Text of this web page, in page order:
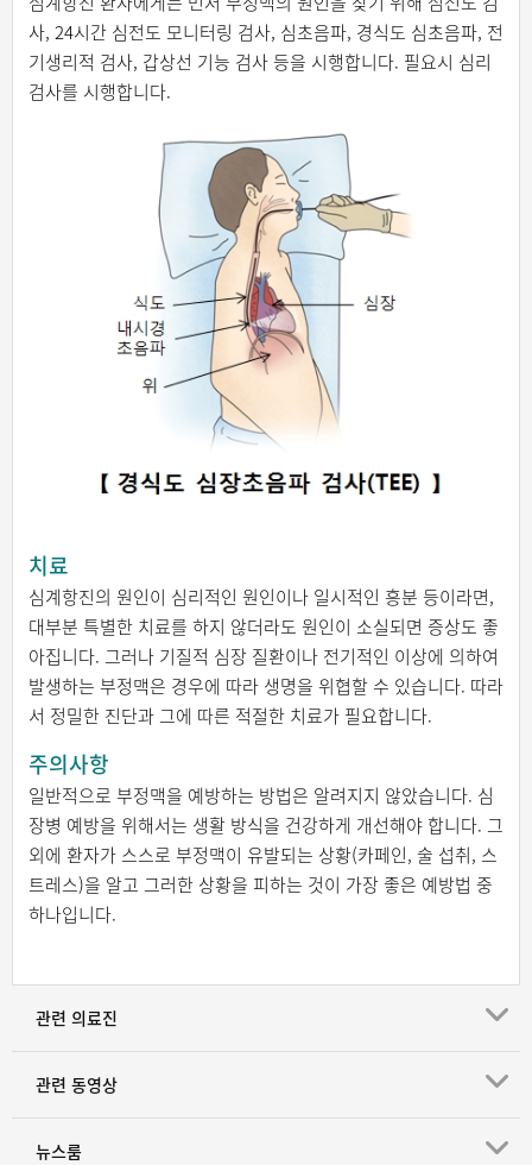
사, 24시간 심전도 모니터링 검사, 심초음파, 경식도 심초음파, 전
기생리적 검사, 갑상선 기능 검사 등을 시행합니다. 필요시 심리
검사를 시행합니다.
치료
심계항진의 원인이 심리적인 원인이나 일시적인 흥분 등이라면,
대부분 특별한 치료를 하지 않더라도 원인이 소실되면 증상도 좋
아집니다. 그러나 기질적 심장 질환이나 전기적인 이상에 의하여
발생하는 부정맥은 경우에 따라 생명을 위협할 수 있습니다. 따라
서 정밀한 진단과 그에 따른 적절한 치료가 필요합니다.
주의사항
일반적으로 부정맥을 예방하는 방법은 알려지지 않았습니다. 심
장병 예방을 위해서는 생활 방식을 건강하게 개선해야 합니다. 그
외에 환자가 스스로 부정맥이 유발되는 상황(카페인, 술 섭취, 스
트레스)을 알고 그러한 상황을 피하는 것이 가장 좋은 예방법 중
하나입니다.
관련 의료진
관련 동영상
뉴스룸